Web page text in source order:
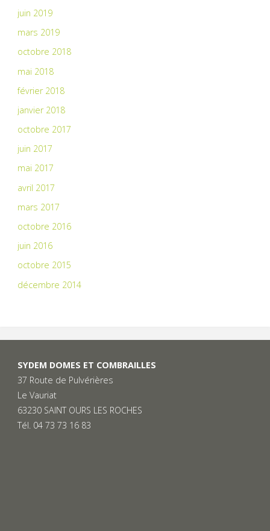
juin 2019
mars 2019
octobre 2018
mai 2018
février 2018
janvier 2018
octobre 2017
juin 2017
mai 2017
avril 2017
mars 2017
octobre 2016
juin 2016
octobre 2015
décembre 2014
SYDEM DOMES ET COMBRAILLES
37 Route de Pulvérières
Le Vauriat
63230 SAINT OURS LES ROCHES
Tél. 04 73 73 16 83